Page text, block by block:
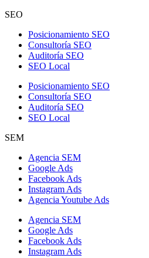
SEO
Posicionamiento SEO
Consultoría SEO
Auditoría SEO
SEO Local
Posicionamiento SEO
Consultoría SEO
Auditoría SEO
SEO Local
SEM
Agencia SEM
Google Ads
Facebook Ads
Instagram Ads
Agencia Youtube Ads
Agencia SEM
Google Ads
Facebook Ads
Instagram Ads